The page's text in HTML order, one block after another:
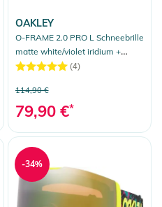
OAKLEY
O-FRAME 2.0 PRO L Schneebrille
matte white/violet iridium +
persimmon
(4)
114,90 €
79,90 €*
-34%